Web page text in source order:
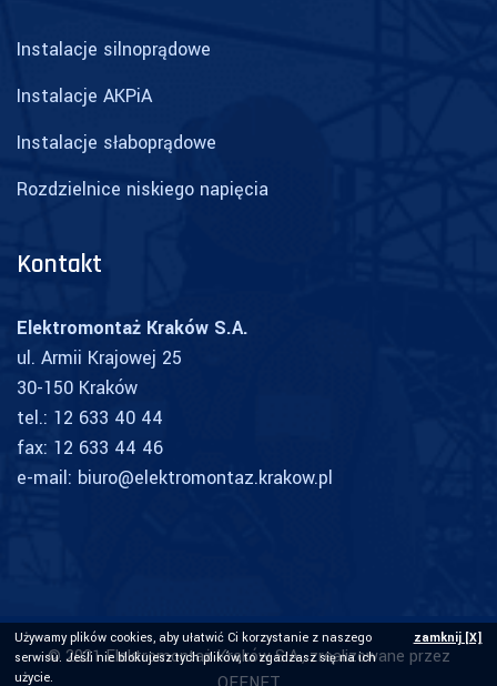
Instalacje silnoprądowe
Instalacje AKPiA
Instalacje słaboprądowe
Rozdzielnice niskiego napięcia
Kontakt
Elektromontaż Kraków S.A.
ul. Armii Krajowej 25
30-150 Kraków
tel.: 12 633 40 44
fax: 12 633 44 46
e-mail: biuro@elektromontaz.krakow.pl
© 2021 Elektromontaż Kraków S.A., zrealizowane przez
zamknij [X]
Używamy plików cookies, aby ułatwić Ci korzystanie z naszego
serwisu. Jeśli nie blokujesz tych plików, to zgadzasz się na ich
użycie.